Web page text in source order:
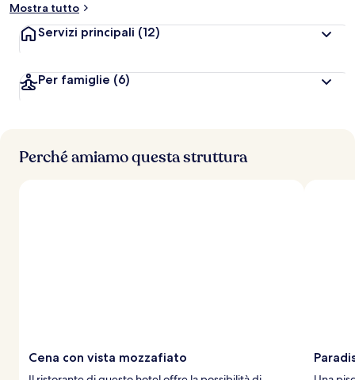
Mostra tutto
Servizi principali (12)
Per famiglie (6)
Perché amiamo questa struttura
Cena con vista mozzafiato